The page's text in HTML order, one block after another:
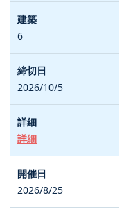
6
2026/10/5
詳細
2026/8/25